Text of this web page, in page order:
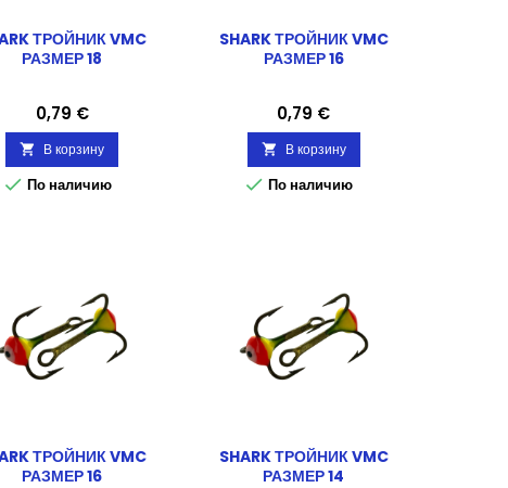
ТРОЙНИК VMC
РАЗМЕР 18
Цена
0,79 €
 В корзину
 По наличию
SHARK ТРОЙНИК VMC
РАЗМЕР 16
Цена
0,79 €
 В корзину
 По наличию
ТРОЙНИК VMC
РАЗМЕР 16
SHARK ТРОЙНИК VMC
РАЗМЕР 14